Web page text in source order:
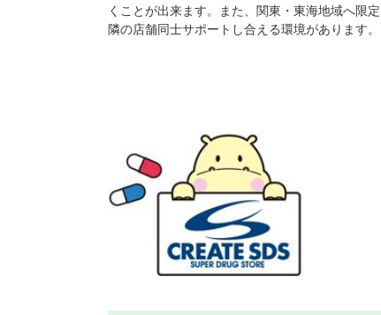
くことが出来ます。また、関東・東海地域へ限
隣の店舗同士サポートし合える環境があります。